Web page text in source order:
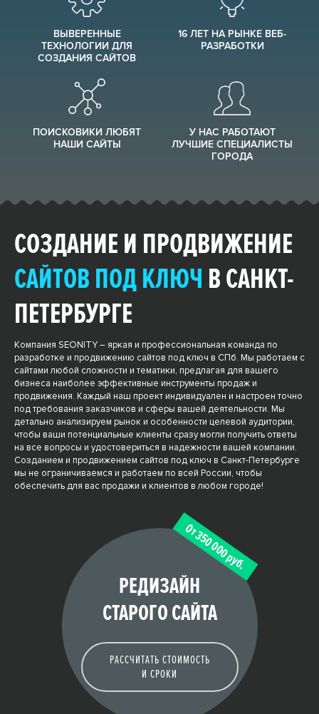
КОНТЕКСТНАЯ РЕКЛАМА
Запуск Google AdWords
Добавление в Яндекс.Маркет
Клиенты об агентстве
НАШИ КОНТАКТЫ
Наши вакансии
Партнерам
Написать Боссу
ВЫВЕРЕННЫЕ
ТЕХНОЛОГИИ ДЛЯ
СОЗДАНИЯ САЙТОВ
16 ЛЕТ НА РЫНКЕ ВЕБ-
РАЗРАБОТКИ
ПОИСКОВИКИ ЛЮБЯТ
НАШИ САЙТЫ
У НАС РАБОТАЮТ
ЛУЧШИЕ СПЕЦИАЛИСТЫ
ГОРОДА
СОЗДАНИЕ И ПРОДВИЖЕНИЕ
САЙТОВ ПОД КЛЮЧ В САНКТ-
ПЕТЕРБУРГЕ
Компания SEONITY – яркая и профессиональная команда по
разработке и продвижению сайтов под ключ в СПб. Мы работаем с
сайтами любой сложности и тематики, предлагая для вашего
бизнеса наиболее эффективные инструменты продаж и
продвижения. Каждый наш проект индивидуален и настроен точно
под требования заказчиков и сферы вашей деятельности. Мы
детально анализируем рынок и особенности целевой аудитории,
чтобы ваши потенциальные клиенты сразу могли получить ответы
на все вопросы и удостовериться в надежности вашей компании.
Созданием и продвижением сайтов под ключ в Санкт-Петербурге
мы не ограничиваемся и работаем по всей России, чтобы
обеспечить для вас продажи и клиентов в любом городе!
От 350 000 руб.
РЕДИЗАЙН
СТАРОГО САЙТА
РАССЧИТАТЬ СТОИМОСТЬ
И СРОКИ